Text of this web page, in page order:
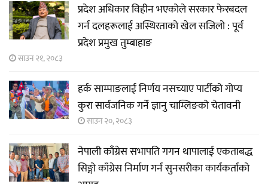
प्रदेश अधिकार विहीन भएकोले सरकार फेरबदल
गर्न दलहरूलाई अस्थिरताको खेल सजिलो : पूर्व
प्रदेश प्रमुख तुम्बाहाङ
साउन २१, २०८३
हर्क साम्पाङलाई निर्णय नसच्याए पार्टीको गोप्य
कुरा सार्वजनिक गर्ने ज्ञानु चाम्लिङको चेतावनी
साउन २०, २०८३
नेपाली काँग्रेस सभापति गगन थापालाई एकताबद्ध
सिङ्गो काँग्रेस निर्माण गर्न सुनसरीका कार्यकर्ताको